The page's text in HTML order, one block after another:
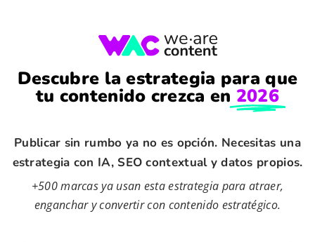
Descubre la estrategia para que
tu contenido crezca en 2026
Publicar sin rumbo ya no es opción. Necesitas una
estrategia con IA, SEO contextual y datos propios.
+500 marcas ya usan esta estrategia para atraer,
enganchar y convertir con contenido estratégico.